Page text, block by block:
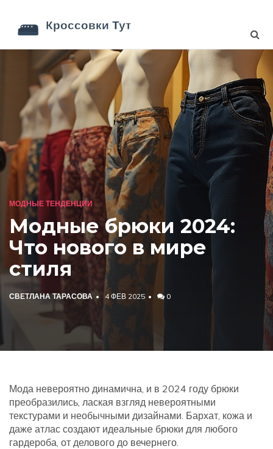
МОДНЫЕ ТЕНДЕНЦИИ
Модные брюки 2024:
Что нового в мире
стиля
СВЕТЛАНА ТАРАСОВА 4 ФЕВ 2025 0
Мода невероятно динамична, и в 2024 году брюки
преобразились, лаская взгляд невероятными
текстурами и необычными дизайнами. Бархат, кожа и
даже атлас создают идеальные брюки для любого
гардероба, от делового до вечернего.